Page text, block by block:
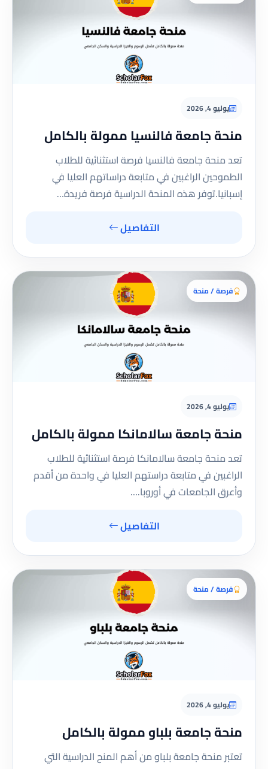
يوليو 4, 2026
منحة جامعة فالنسيا ممولة بالكامل
تعد منحة جامعة فالنسيا فرصة استثنائية للطلاب
الطموحين الراغبين في متابعة دراساتهم العليا في
إسبانيا.توفر هذه المنحة الدراسية فرصة فريدة…
التفاصيل
فرصة / منحة
يوليو 4, 2026
منحة جامعة سالامانكا ممولة بالكامل
تعد منحة جامعة سالامانكا فرصة استثنائية للطلاب
الراغبين في متابعة دراستهم العليا في واحدة من أقدم
وأعرق الجامعات في أوروبا.…
التفاصيل
فرصة / منحة
يوليو 4, 2026
منحة جامعة بلباو ممولة بالكامل
تعتبر منحة جامعة بلباو من أهم المنح الدراسية التي